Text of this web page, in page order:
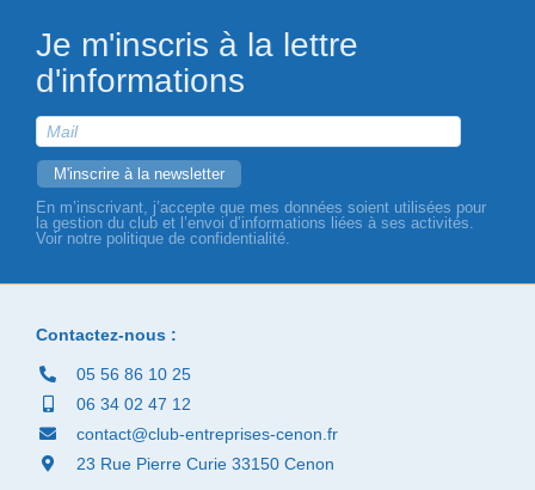
Je m'inscris à la lettre
d'informations
En m’inscrivant, j’accepte que mes données soient utilisées pour
la gestion du club et l’envoi d’informations liées à ses activités.
Voir notre politique de confidentialité.
Contactez-nous :
05 56 86 10 25
06 34 02 47 12
contact@club-entreprises-cenon.fr
23 Rue Pierre Curie 33150 Cenon